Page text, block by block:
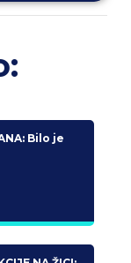
Bilo je